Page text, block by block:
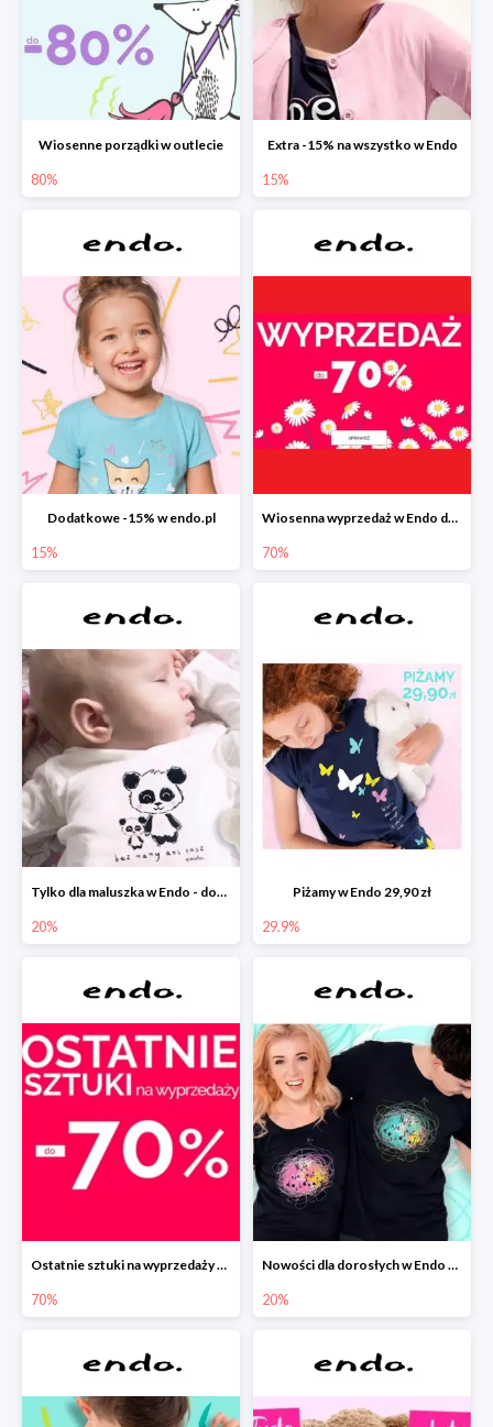
Wiosenne porządki w outlecie
80%
Extra -15% na wszystko w Endo
15%
Dodatkowe -15% w endo.pl
15%
Wiosenna wyprzedaż w Endo do -70%
70%
Tylko dla maluszka w Endo - dodatkowe -20%
20%
Piżamy w Endo 29,90 zł
29.9%
Ostatnie sztuki na wyprzedaży w Endo do -70%
70%
Nowości dla dorosłych w Endo -20%
20%